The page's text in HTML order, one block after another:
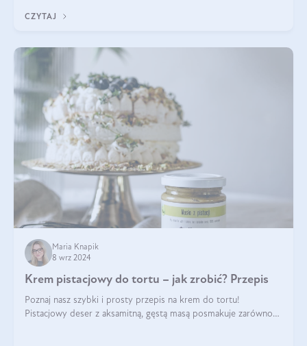
CZYTAJ
Maria Knapik
8 wrz 2024
Krem pistacjowy do tortu – jak zrobić? Przepis
Poznaj nasz szybki i prosty przepis na krem do tortu!
Pistacjowy deser z aksamitną, gęstą masą posmakuje zarówno